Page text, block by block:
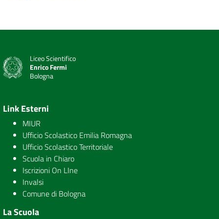
Liceo Scientifico
Enrico Fermi
Bologna
Link Esterni
MIUR
Ufficio Scolastico Emilia Romagna
Ufficio Scolastico Territoriale
Scuola in Chiaro
Iscrizioni On LIne
Invalsi
Comune di Bologna
La Scuola